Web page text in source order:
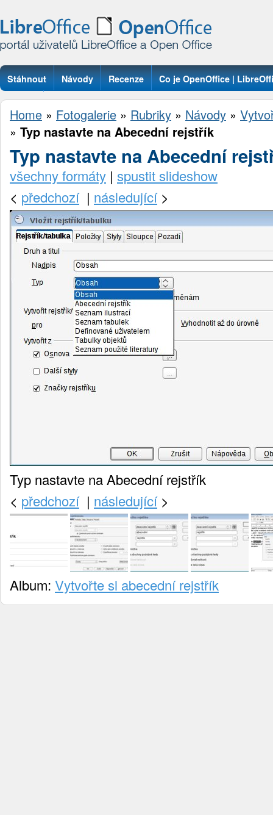
Stáhnout Návody Recenze Co je OpenOffice |
Otázky
Home » Fotogalerie » Rubriky » Návody »
» Typ nastavte na Abecední rejstřík
Typ nastavte na Abecední
všechny formáty | spustit slideshow
< předchozí| následující>
Typ nastavte na Abecední rejstřík
< předchozí| následující>
Album: Vytvořte si abecední rejstřík